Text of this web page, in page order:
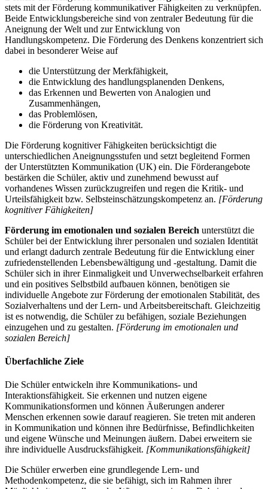
stets mit der Förderung kommunikativer Fähigkeiten zu verknüpfen.
Beide Entwicklungsbereiche sind von zentraler Bedeutung für die
Aneignung der Welt und zur Entwicklung von
Handlungskompetenz. Die Förderung des Denkens konzentriert sich
dabei in besonderer Weise auf
die Unterstützung der Merkfähigkeit,
die Entwicklung des handlungsplanenden Denkens,
das Erkennen und Bewerten von Analogien und
Zusammenhängen,
das Problemlösen,
die Förderung von Kreativität.
Die Förderung kognitiver Fähigkeiten berücksichtigt die
unterschiedlichen Aneignungsstufen und setzt begleitend Formen
der Unterstützten Kommunikation (UK) ein. Die Förderangebote
bestärken die Schüler, aktiv und zunehmend bewusst auf
vorhandenes Wissen zurückzugreifen und regen die Kritik- und
Urteilsfähigkeit bzw. Selbsteinschätzungskompetenz an. [Förderung
kognitiver Fähigkeiten]
Förderung im emotionalen und sozialen Bereich unterstützt die
Schüler bei der Entwicklung ihrer personalen und sozialen Identität
und erlangt dadurch zentrale Bedeutung für die Entwicklung einer
zufriedenstellenden Lebensbewältigung und -gestaltung. Damit die
Schüler sich in ihrer Einmaligkeit und Unverwechselbarkeit erfahren
und ein positives Selbstbild aufbauen können, benötigen sie
individuelle Angebote zur Förderung der emotionalen Stabilität, des
Sozialverhaltens und der Lern- und Arbeitsbereitschaft. Gleichzeitig
ist es notwendig, die Schüler zu befähigen, soziale Beziehungen
einzugehen und zu gestalten. [Förderung im emotionalen und
sozialen Bereich]
Überfachliche Ziele
Die Schüler entwickeln ihre Kommunikations- und
Interaktionsfähigkeit. Sie erkennen und nutzen eigene
Kommunikationsformen und können Äußerungen anderer
Menschen erkennen sowie darauf reagieren. Sie treten mit anderen
in Kommunikation und können ihre Bedürfnisse, Befindlichkeiten
und eigene Wünsche und Meinungen äußern. Dabei erweitern sie
ihre individuelle Ausdrucksfähigkeit. [Kommunikationsfähigkeit]
Die Schüler erwerben eine grundlegende Lern- und
Methodenkompetenz, die sie befähigt, sich im Rahmen ihrer